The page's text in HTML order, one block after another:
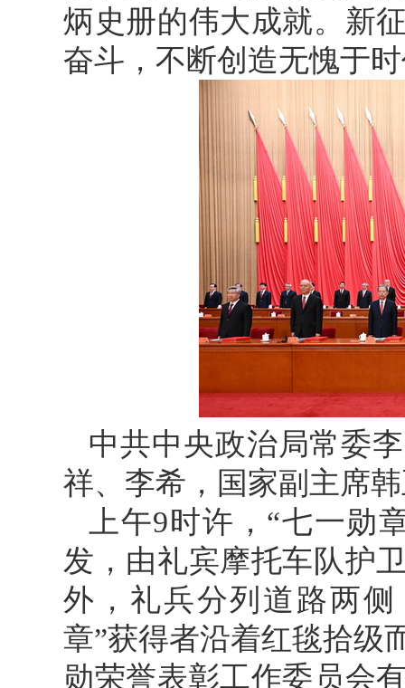
炳史册的伟大成就。新
奋斗，不断创造无愧于
中共中央政治局常委
祥、李希，国家副主席
上午9时许，“七一勋
发，由礼宾摩托车队护
外，礼兵分列道路两
章”获得者沿着红毯拾级
勋荣誉表彰工作委员会